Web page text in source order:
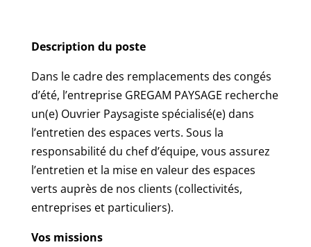
Description du poste
Dans le cadre des remplacements des congés
d’été, l’entreprise GREGAM PAYSAGE recherche
un(e) Ouvrier Paysagiste spécialisé(e) dans
l’entretien des espaces verts. Sous la
responsabilité du chef d’équipe, vous assurez
l’entretien et la mise en valeur des espaces
verts auprès de nos clients (collectivités,
entreprises et particuliers).
Vos missions